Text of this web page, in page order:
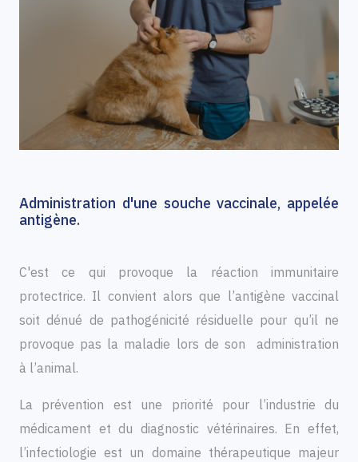
Administration d'une souche vaccinale, appelée
antigène.
C'est ce qui provoque la réaction immunitaire
protectrice. Il convient alors que l’antigène vaccinal
soit dénué de pathogénicité résiduelle pour qu’il ne
provoque pas la maladie lors de son administration
à l’animal.
La prévention est une priorité pour l’industrie du
médicament et du diagnostic vétérinaires. En effet,
l’infectiologie est un domaine thérapeutique majeur